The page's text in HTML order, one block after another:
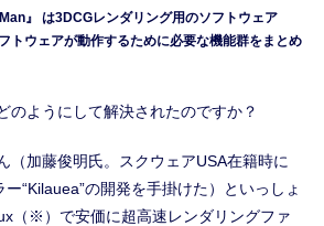
』 は3DCGレンダリング用のソフトウェア
トウェアが動作するために必要な機能群をまとめ
のようにして解決されたのですか？
（加藤俊明氏。スクウェアUSA在籍時に
“Kilauea”の開発を手掛けた）といっしょ
（※）で安価に超高速レンダリングファ